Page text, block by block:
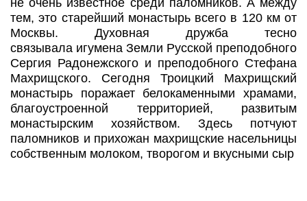
тем, это старейший монастырь всего в 120 км от
Москвы. Духовная дружба тесно
связывала игумена Земли Русской преподобного
Сергия Радонежского и преподобного Стефана
Махрищского. Сегодня Троицкий Махрищский
монастырь поражает белокаменными храмами,
благоустроенной территорией, развитым
монастырским хозяйством. Здесь потчуют
паломников и прихожан махрищские насельницы
собственным молоком, творогом и вкусными сыр